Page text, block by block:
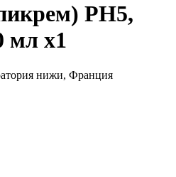
PH5,
мл x1
нижи, Франция